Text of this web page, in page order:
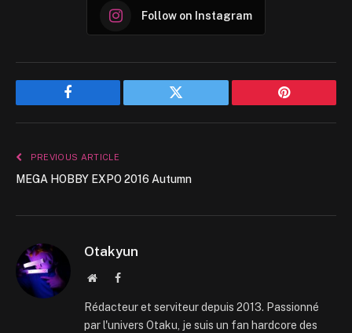
Follow on Instagram
Facebook Twitter Pinterest
PREVIOUS ARTICLE
MEGA HOBBY EXPO 2016 Autumn
Otakyun
WebsiteFacebook
Rédacteur et serviteur depuis 2013. Passionné
par l'univers Otaku, je suis un fan hardcore des